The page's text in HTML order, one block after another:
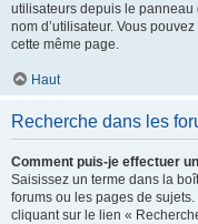
utilisateurs depuis le panneau
nom d’utilisateur. Vous
cette même page.
Haut
Recherche dans les
Comment puis-je effectuer
Saisissez un terme dans la
forums ou les pages de
cliquant sur le lien «